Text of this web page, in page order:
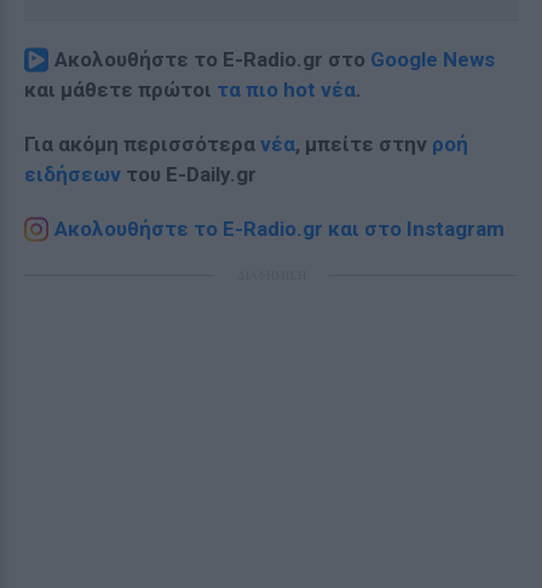
Ακολουθήστε το E-Radio.gr στο Google News
και μάθετε πρώτοι τα πιο hot νέα.
Για ακόμη περισσότερα νέα, μπείτε στην ροή
ειδήσεων του E-Daily.gr
Ακολουθήστε το E-Radio.gr και στο Instagram